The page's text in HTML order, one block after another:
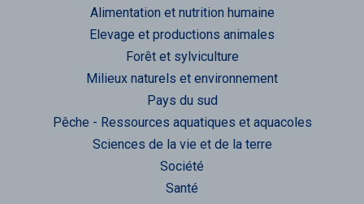
Alimentation et nutrition humaine
Elevage et productions animales
Forêt et sylviculture
Milieux naturels et environnement
Pays du sud
Pêche - Ressources aquatiques et aquacoles
Sciences de la vie et de la terre
Société
Santé